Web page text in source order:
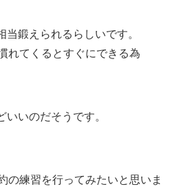
鍛えられるらしいです。
れてくるとすぐにできる為
いのだそうです。
の練習を行ってみたいと思いま